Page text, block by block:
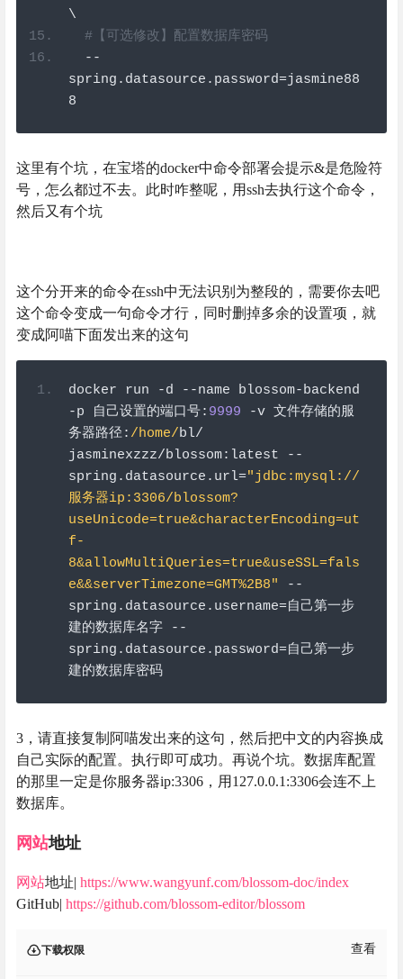
\
#【可选修改】配置数据库密码
--
spring . datasource . password=jasmine88
8
这里有个坑，在宝塔的docker中命令部署会提示&是危险符
号，怎么都过不去。此时咋整呢，用ssh去执行这个命令，
然后又有个坑
这个分开来的命令在ssh中无法识别为整段的，需要你去吧
这个命令变成一句命令才行，同时删掉多余的设置项，就
变成阿喵下面发出来的这句
docker run -d --name blossom-
-p 自己设置的端口号: 9999 -v 文件存储的服
务器路径: /home/bl/
jasminexzzz/blossom: latest
--
spring . datasource . url="jdbc:mysql://
服务器ip:3306/blossom?
useUnicode=true&characterEncoding=ut
f-
8&allowMultiQueries=true&useSSL=fals
e&&serverTimezone=GMT%2B8"
--
spring . datasource . username=自己第一步
建的数据库名字
--
spring . datasource . password=自己第一步
建的数据库密码
3，请直接复制阿喵发出来的这句，然后把中文的内容换成
自己实际的配置。执行即可成功。再说个坑。数据库配置
的那里一定是你服务器ip:3306，用127.0.0.1:3306会连不上
数据库。
网站地址
网站地址| https://www.wangyunf.com/blossom-doc/index
GitHub| https://github.com/blossom-editor/blossom
下载权限 查看